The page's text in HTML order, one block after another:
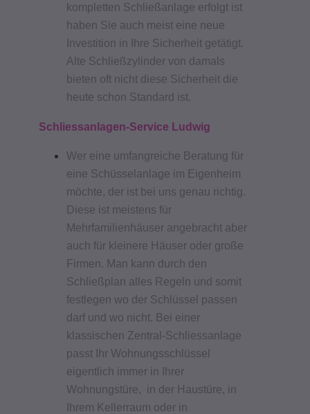
kompletten Schließanlage erfolgt ist
haben Sie auch meist eine neue
Investition in Ihre Sicherheit getätigt.
Alte Schließzylinder von damals
bieten oft nicht diese Sicherheit die
heute schon Standard ist.
Schliessanlagen-Service Ludwig
Wer eine umfangreiche Beratung für
eine Schüsselanlage im Eigenheim
möchte, der ist bei uns genau richtig.
Diese ist meistens für
Mehrfamilienhäuser angebracht aber
auch für kleinere Häuser oder große
Firmen. Man kann durch den
Schließplan alles Regeln und somit
festlegen wo der Schlüssel passen
darf und wo nicht. Bei einer
klassischen Zentral-Schliessanlage
passt Ihr Wohnungsschlüssel
eigentlich immer in Ihrer
Wohnungstüre, in der Haustüre, in
Ihrem Kellerraum oder in